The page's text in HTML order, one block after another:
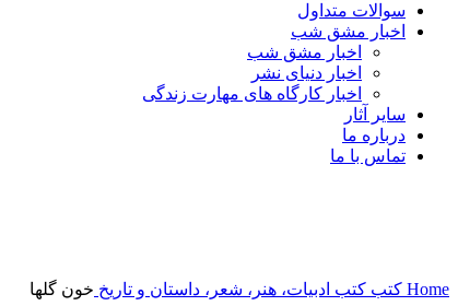
سوالات متداول
اخبار مشق شب
اخبار مشق شب
اخبار دنیای نشر
اخبار کارگاه های مهارت زندگی
سایر آثار
درباره ما
تماس با ما
Home کتب کتب ادبیات، هنر، شعر، داستان و تاریخ خون گلها